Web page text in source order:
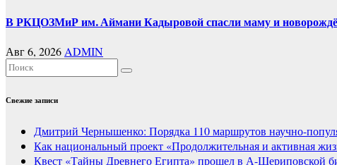
В РКЦОЗМиР им. Аймани Кадыровой спасли маму и
Авг 6, 2026 ADMIN
Свежие записи
Дмитрий Чернышенко: Порядка 110 маршрутов научно-
Как национальный проект «Продолжительная и активная
Квест «Тайны Древнего Египта» прошел в А-Шериповской